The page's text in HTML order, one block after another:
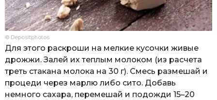
© Depositphotos
Для этого раскроши на мелкие кусочки живые
дрожжи. Залей их теплым молоком (из расчета
треть стакана молока на 30 г). Смесь размешай и
процеди через марлю либо сито. Добавь
немного сахара, перемешай и подожди 15–20